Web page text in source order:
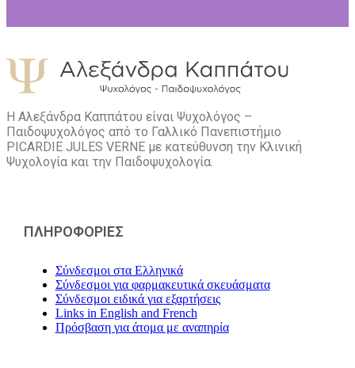
Η Αλεξάνδρα Καππάτου είναι Ψυχολόγος –
Παιδοψυχολόγος από το Γαλλικό Πανεπιστήμιο
PICARDIE JULES VERNE με κατεύθυνση την Kλινική
Ψυχολογία και την Παιδοψυχολογία.
ΠΛΗΡΟΦΟΡΙΕΣ
Σύνδεσμοι στα Ελληνικά
Σύνδεσμοι για φαρμακευτικά σκευάσματα
Σύνδεσμοι ειδικά για εξαρτήσεις
Links in English and French
Πρόσβαση για άτομα με αναπηρία